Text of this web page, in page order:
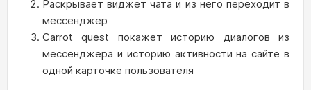
Раскрывает виджет чата и из него переходит в
мессенджер
Carrot quest покажет историю диалогов из
мессенджера и историю активности на сайте в
одной карточке пользователя